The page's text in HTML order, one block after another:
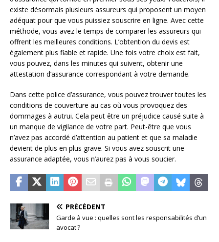
existe désormais plusieurs assureurs qui proposent un moyen
adéquat pour que vous puissiez souscrire en ligne. Avec cette
méthode, vous avez le temps de comparer les assureurs qui
offrent les meilleures conditions. L’obtention du devis est
également plus fiable et rapide. Une fois votre choix est fait,
vous pouvez, dans les minutes qui suivent, obtenir une
attestation d’assurance correspondant à votre demande.
Dans cette police d’assurance, vous pouvez trouver toutes les
conditions de couverture au cas où vous provoquez des
dommages à autrui. Cela peut être un préjudice causé suite à
un manque de vigilance de votre part. Peut-être que vous
n’avez pas accordé d’attention au patient et que sa maladie
devient de plus en plus grave. Si vous avez souscrit une
assurance adaptée, vous n’aurez pas à vous soucier.
PRÉCÉDENT
Garde à vue : quelles sont les responsabilités d’un
avocat ?